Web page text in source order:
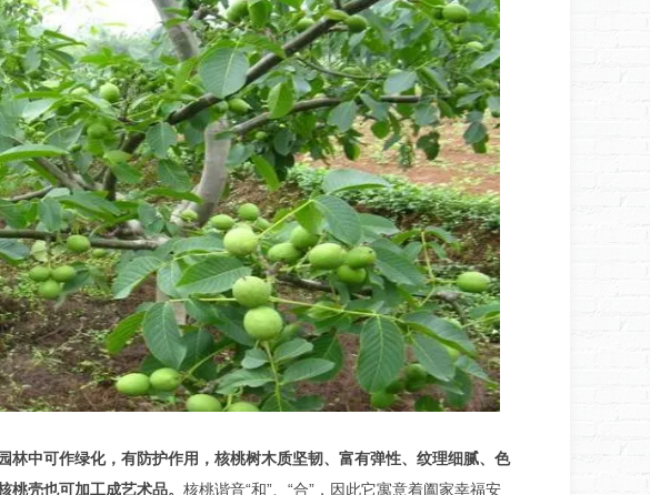
林中可作绿化，有防护作用，核桃树木质坚韧、富有弹性、纹理细腻、色
壳也可加工成艺术品。 核桃谐音“和”、“合”，因此它寓意着阖家幸福安